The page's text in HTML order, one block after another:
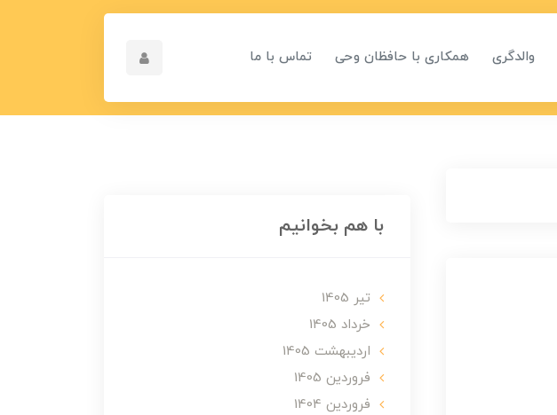
والدگری همکاری با حافظان وحی تماس با ما
با هم بخوانیم
تير 1405
خرداد 1405
ارديبهشت 1405
فروردین 1405
فروردین 1404